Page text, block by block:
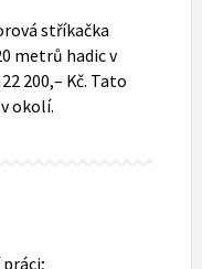
stříkačka
metrů hadic v
200,– Kč. Tato
okolí.